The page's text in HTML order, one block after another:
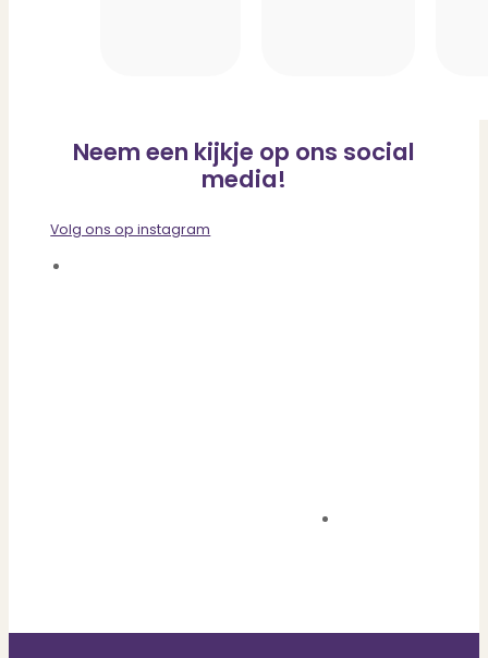
Neem een kijkje op ons social
media!
Volg ons op instagram